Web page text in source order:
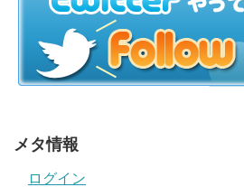
メタ情報
ログイン